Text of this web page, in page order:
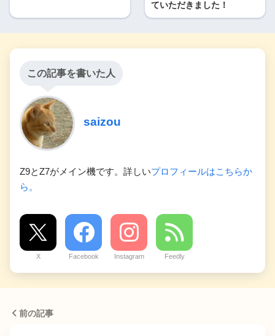
ていただきました！
この記事を書いた人
saizou
Z9とZ7がメイン機です。詳しいプロフィールはこちらか
ら。
X Facebook Instagram Feedly
前の記事